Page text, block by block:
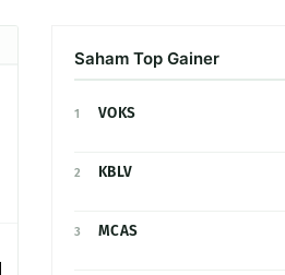
Saham Top Gainer
1 VOKS
2 KBLV
3 MCAS